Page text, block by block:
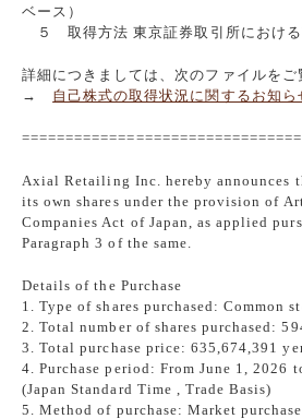
ベース）
５ 取得方法 東京証券取引所における
詳細につきましては、次のファイルをご
→ 自己株式の取得状況に関するお知ら
Axial Retailing Inc. hereby announces
its own shares under the provision of
Companies Act of Japan, as applied
Paragraph 3 of the same.
Details of the Purchase
1. Type of shares purchased: Common
2. Total number of shares purchased:
3. Total purchase price: 635,674,391
4. Purchase period: From June 1, 2026
(Japan Standard Time , Trade Basis)
5. Method of purchase: Market